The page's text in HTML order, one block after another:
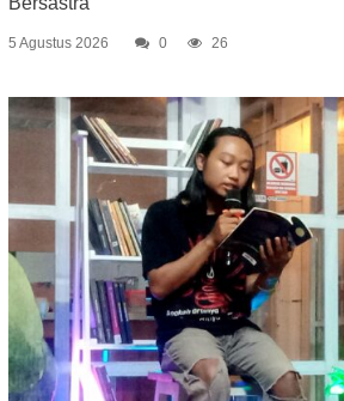
5 Agustus 2026 0 26